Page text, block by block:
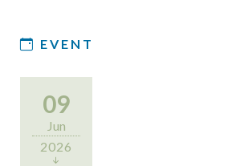
EVENT
09
Jun
2026